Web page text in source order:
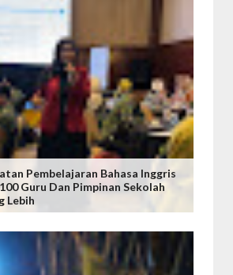
Pembelajaran Bahasa Inggris
Guru Dan Pimpinan Sekolah
Lebih